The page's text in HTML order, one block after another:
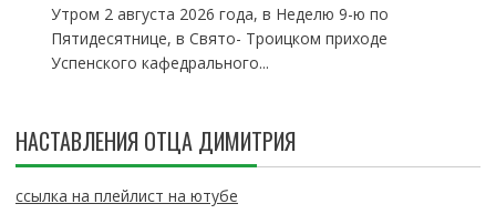
Утром 2 августа 2026 года, в Неделю 9-ю по
Пятидесятнице, в Свято- Троицком приходе
Успенского кафедрального...
НАСТАВЛЕНИЯ ОТЦА ДИМИТРИЯ
ссылка на плейлист на ютубе